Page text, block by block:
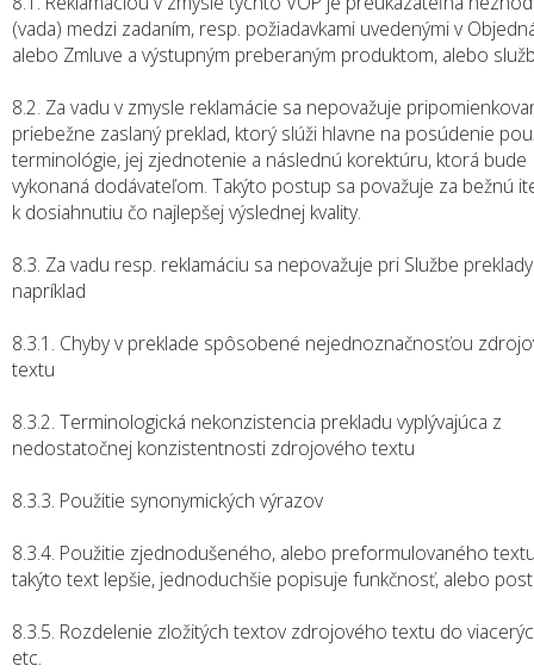
(vada) medzi zadaním, resp. požiadavkami uvedenými v
alebo Zmluve a výstupným preberaným produktom, alebo
8.2. Za vadu v zmysle reklamácie sa nepovažuje
priebežne zaslaný preklad, ktorý slúži hlavne na posúdenie
terminológie, jej zjednotenie a následnú korektúru, ktorá bude
vykonaná dodávateľom. Takýto postup sa považuje za bežnú
k dosiahnutiu čo najlepšej výslednej kvality.
8.3. Za vadu resp. reklamáciu sa nepovažuje pri Službe preklady
napríklad
8.3.1. Chyby v preklade spôsobené nejednoznačnosťou
textu
8.3.2. Terminologická nekonzistencia prekladu vyplývajúca z
nedostatočnej konzistentnosti zdrojového textu
8.3.3. Použitie synonymických výrazov
8.3.4. Použitie zjednodušeného, alebo preformulovaného
takýto text lepšie, jednoduchšie popisuje funkčnosť, alebo
8.3.5. Rozdelenie zložitých textov zdrojového textu do
etc.